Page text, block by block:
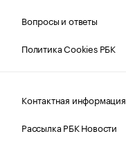
Вопросы и ответы
Политика Cookies РБК
Контактная информация
Рассылка РБК Новости